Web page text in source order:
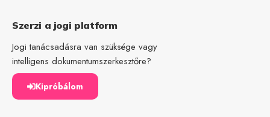
Szerzi a jogi platform
Jogi tanácsadásra van szüksége vagy
intelligens dokumentumszerkesztőre?
Kipróbálom